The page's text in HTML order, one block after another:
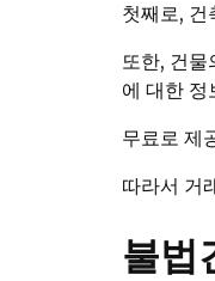
첫째로, 건
또한, 건물
에 대한 정
무료로 제
따라서 거
불법